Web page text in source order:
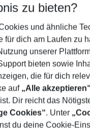
Ciutadella de Menorca
de Menorca
Ciutadella de
Ciutadella de
Ciutadella de
zu bieten?
und ähnliche
für dich am Laufen zu
unserer
bieten sowie
die für dich
auf „Alle akzeptieren“
Dir reicht das
Cookies“. Unter
du deine Cookie-